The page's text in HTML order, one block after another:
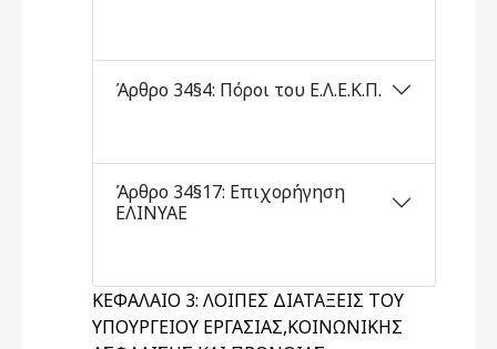
Άρθρο 34§4: Πόροι του Ε.Λ.Ε.Κ.Π.
Άρθρο 34§17: Επιχορήγηση
ΕΛΙΝΥΑΕ
ΚΕΦΑΛΑΙΟ 3: ΛΟΙΠΕΣ ΔΙΑΤΑΞΕΙΣ ΤΟΥ
ΥΠΟΥΡΓΕΙΟΥ ΕΡΓΑΣΙΑΣ,ΚΟΙΝΩΝΙΚΗΣ